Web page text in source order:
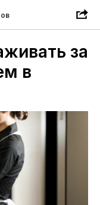
за
в